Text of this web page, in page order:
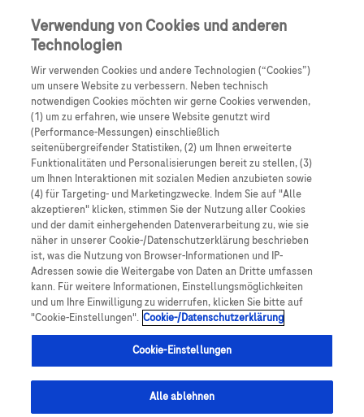
Skip to main content 0
Produkte Artikel
Es tut uns leid, aber es gibt keine Ergebnisse für:
Über Roche
Impressum
Rechtliche Hinweise
Datenschutz
Cookie-Einstellungen
Urheberrecht
Verwendung von Cookies und anderen
Technologien
Wir verwenden Cookies und andere Technologien (“Cookies”)
um unsere Website zu verbessern. Neben technisch
notwendigen Cookies möchten wir gerne Cookies verwenden,
(1) um zu erfahren, wie unsere Website genutzt wird
(Performance-Messungen) einschließlich
seitenübergreifender Statistiken, (2) um Ihnen erweiterte
Funktionalitäten und Personalisierungen bereit zu stellen, (3)
um Ihnen Interaktionen mit sozialen Medien anzubieten sowie
(4) für Targeting- und Marketingzwecke. Indem Sie auf "Alle
akzeptieren" klicken, stimmen Sie der Nutzung aller Cookies
und der damit einhergehenden Datenverarbeitung zu, wie sie
näher in unserer Cookie-/Datenschutzerklärung beschrieben
ist, was die Nutzung von Browser-Informationen und IP-
Adressen sowie die Weitergabe von Daten an Dritte umfassen
kann. Für weitere Informationen, Einstellungsmöglichkeiten
und um Ihre Einwilligung zu widerrufen, klicken Sie bitte auf
"Cookie-Einstellungen". Cookie-/Datenschutzerklärung
Cookie-Einstellungen
Alle ablehnen